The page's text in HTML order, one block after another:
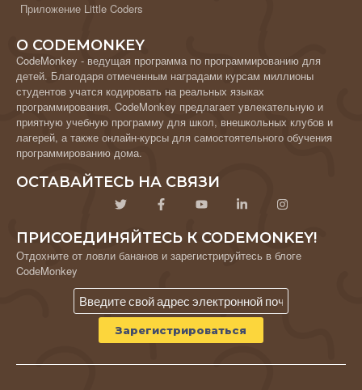
Приложение Little Coders
О CODEMONKEY
CodeMonkey - ведущая программа по программированию для
детей. Благодаря отмеченным наградами курсам миллионы
студентов учатся кодировать на реальных языках
программирования. CodeMonkey предлагает увлекательную и
приятную учебную программу для школ, внешкольных клубов и
лагерей, а также онлайн-курсы для самостоятельного обучения
программированию дома.
ОСТАВАЙТЕСЬ НА СВЯЗИ
ПРИСОЕДИНЯЙТЕСЬ К CODEMONKEY!
Отдохните от ловли бананов и зарегистрируйтесь в блоге
CodeMonkey